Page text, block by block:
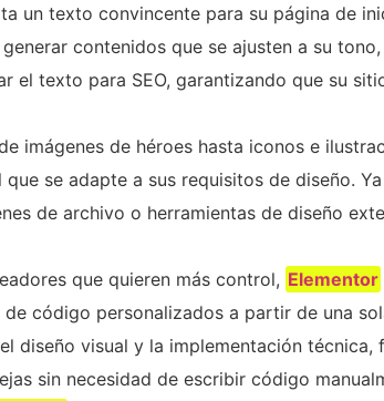
un texto convincente para su página de
contenidos que se ajusten a su
el texto para SEO, garantizando que su
imágenes de héroes hasta iconos e
se adapte a sus requisitos de diseño.
de archivo o herramientas de diseño
que quieren más control, Elementor
código personalizados a partir de una
diseño visual y la implementación técnica,
sin necesidad de escribir código